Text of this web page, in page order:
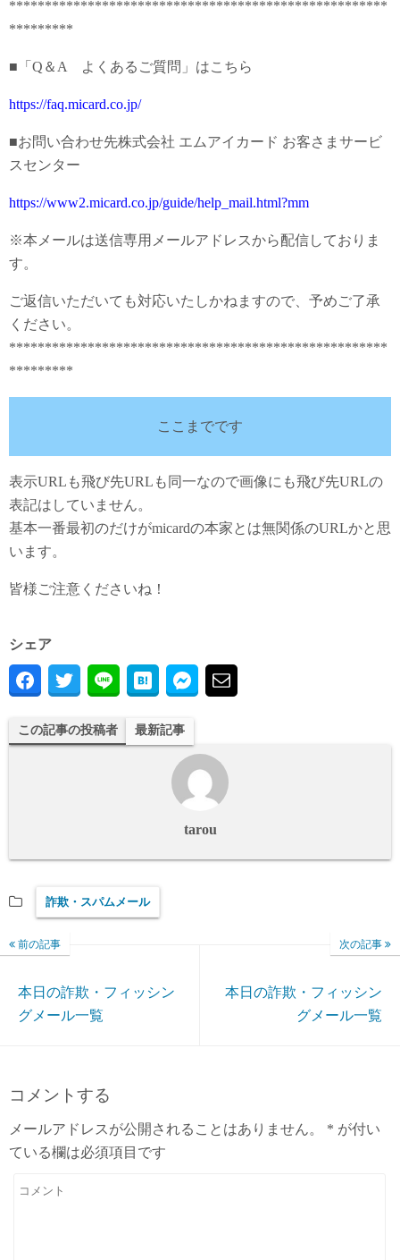
*****************************************************
*********
■「Q＆A よくあるご質問」はこちら
https://faq.micard.co.jp/
■お問い合わせ先株式会社 エムアイカード お客さまサービ
スセンター
https://www2.micard.co.jp/guide/help_mail.html?mm
※本メールは送信専用メールアドレスから配信しておりま
す。
ご返信いただいても対応いたしかねますので、予めご了承
ください。
*****************************************************
*********
ここまでです
表示URLも飛び先URLも同一なので画像にも飛び先URLの
表記はしていません。
基本一番最初のだけがmicardの本家とは無関係のURLかと思
います。
皆様ご注意くださいね！
シェア
この記事の投稿者 最新記事
tarou
詐欺・スパムメール
前の記事
本日の詐欺・フィッシン
グメール一覧
次の記事
本日の詐欺・フィッシン
グメール一覧
コメントする
メールアドレスが公開されることはありません。 * が付い
ている欄は必須項目です